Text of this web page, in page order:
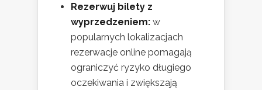
Rezerwuj bilety z
wyprzedzeniem: w
popularnych lokalizacjach
rezerwacje online pomagają
ograniczyć ryzyko długiego
oczekiwania i zwiększają